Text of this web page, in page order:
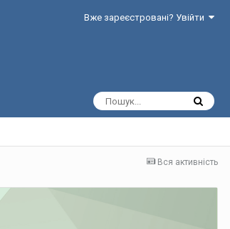
Вже зареєстровані? Увійти
Вся активність